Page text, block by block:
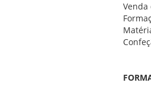
Venda